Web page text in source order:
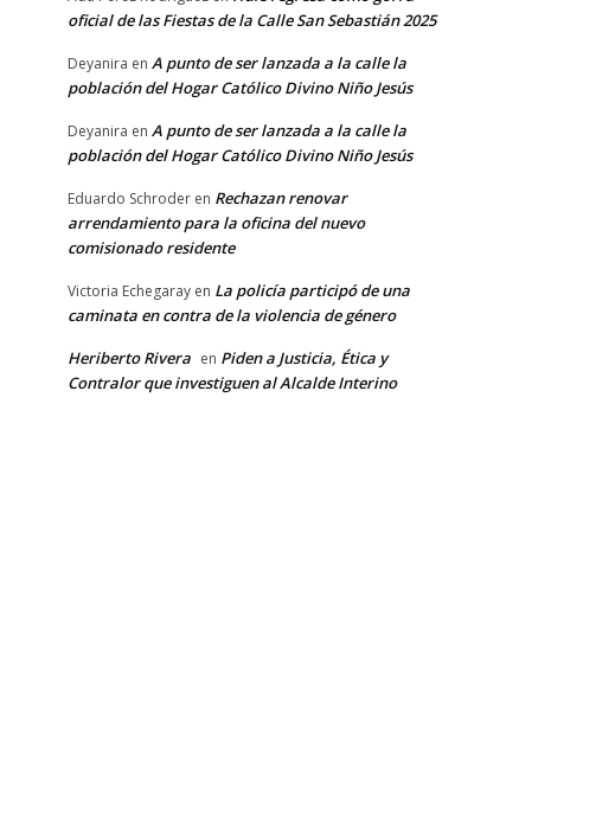
oficial de las Fiestas de la Calle San Sebastián 2025
Deyanira en A punto de ser lanzada a la calle la
población del Hogar Católico Divino Niño Jesús
Deyanira en A punto de ser lanzada a la calle la
población del Hogar Católico Divino Niño Jesús
Eduardo Schroder en Rechazan renovar
arrendamiento para la oficina del nuevo
comisionado residente
Victoria Echegaray en La policía participó de una
caminata en contra de la violencia de género
Heriberto Rivera en Piden a Justicia, Ética y
Contralor que investiguen al Alcalde Interino